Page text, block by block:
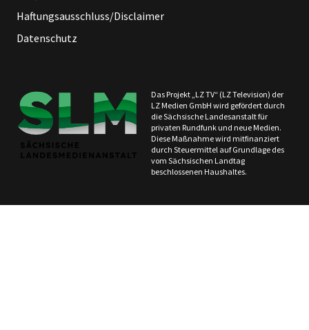
Haftungsausschluss/Disclaimer
Datenschutz
Das Projekt „LZ TV“ (LZ Television) der
LZ Medien GmbH wird gefördert durch
die Sächsische Landesanstalt für
privaten Rundfunk und neue Medien.
Diese Maßnahme wird mitfinanziert
durch Steuermittel auf Grundlage des
vom Sächsischen Landtag
beschlossenen Haushaltes.